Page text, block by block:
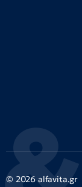
© 2026 alfavita.gr